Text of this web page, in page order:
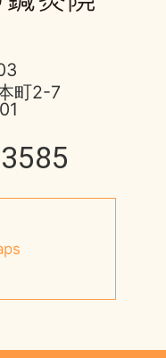
町2-7